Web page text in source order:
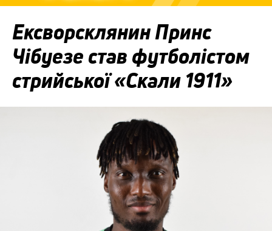
Ексворсклянин Принс
Чібуезе став футболістом
стрийської «Скали 1911»